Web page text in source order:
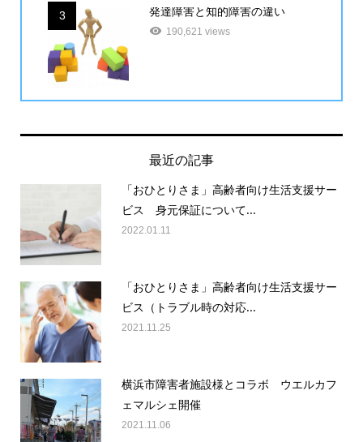
3 発達障害と知的障害の違い
190,621 views
最近の記事
「おひとりさま」高齢者向け生活支援サー
ビス 身元保証について...
2022.01.11
「おひとりさま」高齢者向け生活支援サー
ビス（トラブル時の対応...
2021.11.25
横浜市障害者施設様とコラボ ウエルカフ
ェマルシェ開催
2021.11.06